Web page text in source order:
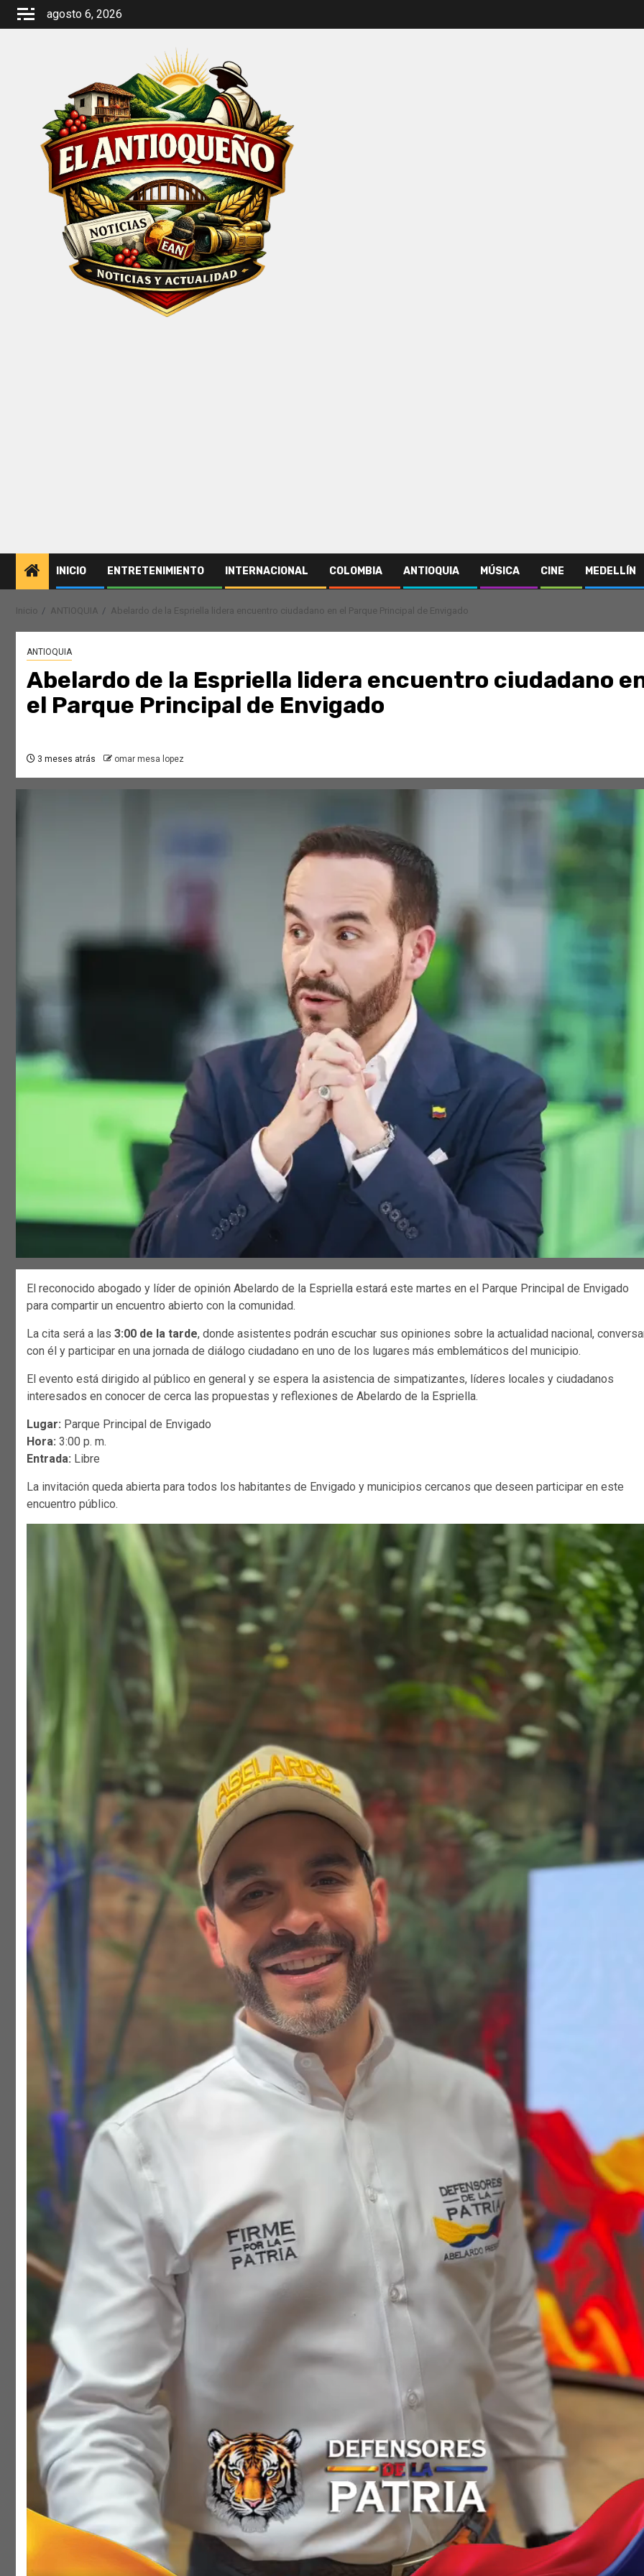
Saltar
agosto 6, 2026
INICIO ENTRETENIMIENTO INTERNACIONAL COLOMBIA ANTIOQUIA MÚSICA CINE MEDELLÍN
Inicio ANTIOQUIA Abelardo de la Espriella lidera encuentro ciudadano en el Parque Principal de Envigado
ANTIOQUIA
Abelardo de la Espriella lidera encuentro ciudadano
el Parque Principal de Envigado
3 meses atrás omar mesa lopez
El reconocido abogado y líder de opinión Abelardo de la Espriella estará este martes en el Parque Principal de Envigado
para compartir un encuentro abierto con la comunidad.
La cita será a las 3:00 de la tarde, donde asistentes podrán escuchar sus opiniones sobre la actualidad nacional,
con él y participar en una jornada de diálogo ciudadano en uno de los lugares más emblemáticos del municipio.
El evento está dirigido al público en general y se espera la asistencia de simpatizantes, líderes locales y ciudadanos
interesados en conocer de cerca las propuestas y reflexiones de Abelardo de la Espriella.
Lugar: Parque Principal de Envigado
Hora: 3:00 p. m.
Entrada: Libre
La invitación queda abierta para todos los habitantes de Envigado y municipios cercanos que deseen participar en este
encuentro público.